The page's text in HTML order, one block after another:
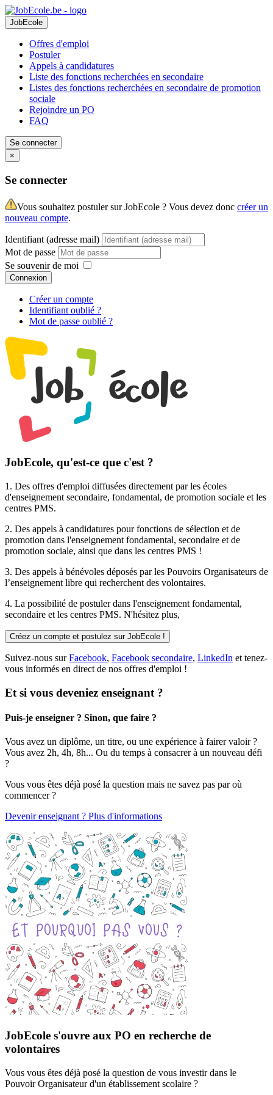
JobEcole
Offres d'emploi
Postuler
Appels à candidatures
Liste des fonctions recherchées en secondaire
Listes des fonctions recherchées en secondaire de promotion
sociale
Rejoindre un PO
FAQ
Se connecter
×
Se connecter
Vous souhaitez postuler sur JobEcole ? Vous devez donc créer un
nouveau compte.
Identifiant (adresse mail)
Mot de passe
Se souvenir de moi
Connexion
Créer un compte
Identifiant oublié ?
Mot de passe oublié ?
JobEcole, qu'est-ce que c'est ?
1. Des offres d'emploi diffusées directement par les écoles
d'enseignement secondaire, fondamental, de promotion sociale et les
centres PMS.
2. Des appels à candidatures pour fonctions de sélection et de
promotion dans l'enseignement fondamental, secondaire et de
promotion sociale, ainsi que dans les centres PMS !
3. Des appels à bénévoles déposés par les Pouvoirs Organisateurs de
l’enseignement libre qui recherchent des volontaires.
4. La possibilité de postulerdans l'enseignement fondamental,
secondaire et les centres PMS. N'hésitez plus,
Créez un compte et postulez sur JobEcole !
Suivez-nous surFacebook, Facebook secondaire, LinkedIn et tenez-
vous informés en direct de nos offres d'emploi !
Et si vous deveniez enseignant ?
Puis-je enseigner ? Sinon, que faire ?
Vous avez un diplôme, un titre, ou une expérience à fairer valoir ?
Vous avez 2h, 4h, 8h... Ou du temps à consacrer à un nouveau défi
?
Vous vous êtes déjà posé la question mais ne savez pas par où
commencer ?
Devenir enseignant ? Plus d'informations
JobEcole s'ouvre aux PO en recherche de
volontaires
Vous vous êtes déjà posé la question de vous investir dans le
Pouvoir Organisateur d'un établissement scolaire ?